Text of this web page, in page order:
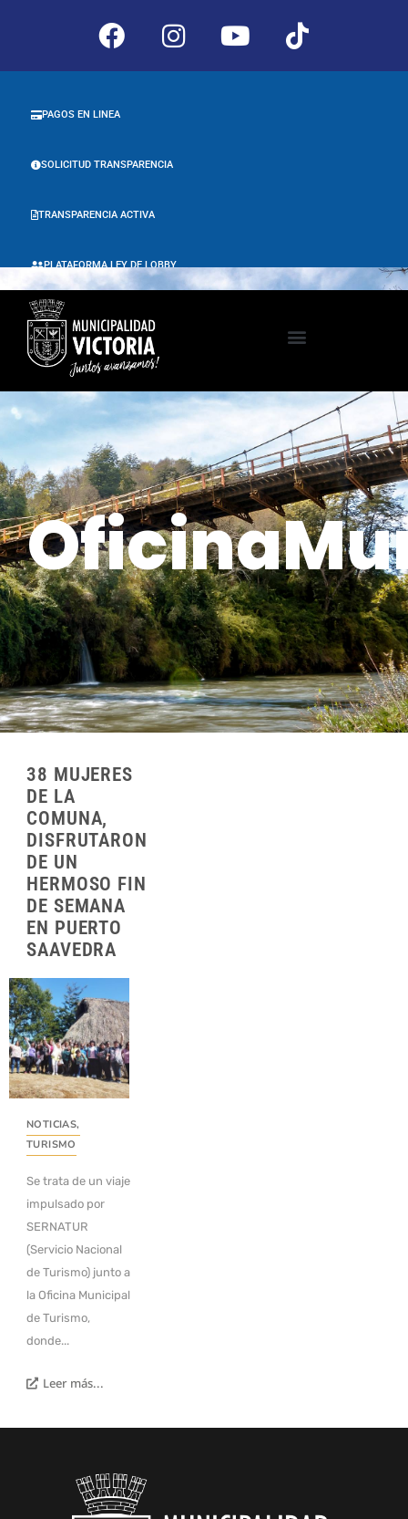
PLATAFORMA LEY DE LOBBY
TRANSPARENCIA ACTIVA
SOLICITUD TRANSPARENCIA
PAGOS EN LINEA
38 MUJERES
DE LA
COMUNA,
DISFRUTARON
DE UN
HERMOSO FIN
DE SEMANA
EN PUERTO
SAAVEDRA
NOTICIAS,
TURISMO
Se trata de un viaje
impulsado por
SERNATUR
(Servicio Nacional
de Turismo) junto a
la Oficina Municipal
de Turismo,
donde...
Leer más...